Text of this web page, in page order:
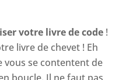
votre livre de code!
livre de chevet ! Eh
vous se contentent de